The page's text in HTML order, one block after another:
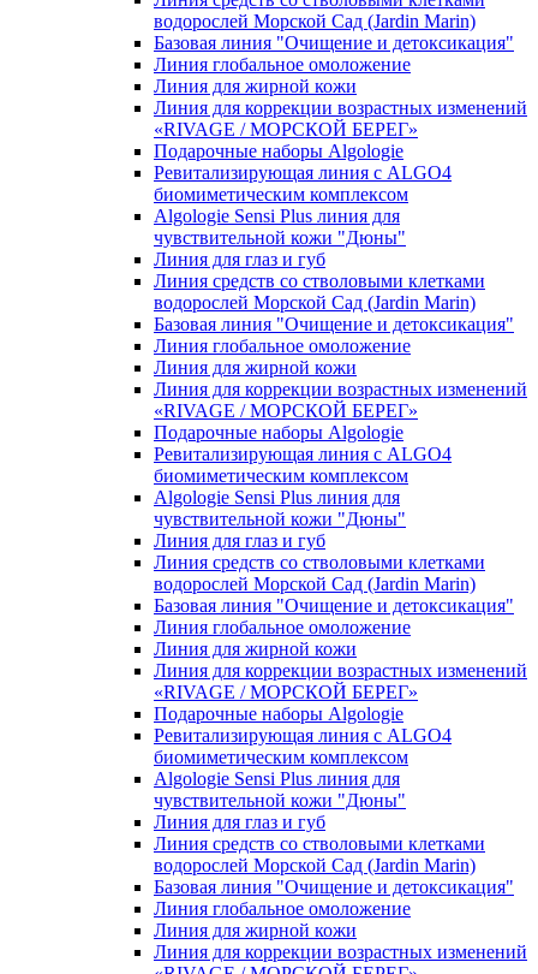
водорослей Морской Сад (Jardin Marin)
Базовая линия "Очищение и детоксикация"
Линия глобальное омоложение
Линия для жирной кожи
Линия для коррекции возрастных изменений
«RIVAGE / МОРСКОЙ БЕРЕГ»
Подарочные наборы Algologie
Ревитализирующая линия с ALGO4
биомиметическим комплексом
Algologie Sensi Plus линия для
чувcтвительной кожи "Дюны"
Линия для глаз и губ
Линия средств со стволовыми клетками
водорослей Морской Сад (Jardin Marin)
Базовая линия "Очищение и детоксикация"
Линия глобальное омоложение
Линия для жирной кожи
Линия для коррекции возрастных изменений
«RIVAGE / МОРСКОЙ БЕРЕГ»
Подарочные наборы Algologie
Ревитализирующая линия с ALGO4
биомиметическим комплексом
Algologie Sensi Plus линия для
чувcтвительной кожи "Дюны"
Линия для глаз и губ
Линия средств со стволовыми клетками
водорослей Морской Сад (Jardin Marin)
Базовая линия "Очищение и детоксикация"
Линия глобальное омоложение
Линия для жирной кожи
Линия для коррекции возрастных изменений
«RIVAGE / МОРСКОЙ БЕРЕГ»
Подарочные наборы Algologie
Ревитализирующая линия с ALGO4
биомиметическим комплексом
Algologie Sensi Plus линия для
чувcтвительной кожи "Дюны"
Линия для глаз и губ
Линия средств со стволовыми клетками
водорослей Морской Сад (Jardin Marin)
Базовая линия "Очищение и детоксикация"
Линия глобальное омоложение
Линия для жирной кожи
Линия для коррекции возрастных изменений